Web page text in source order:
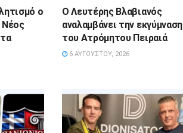
ο
Ο Λευτέρης Βλαβιανός
αναλαμβάνει την εκγύμναση
του Ατρόμητου Πειραιά
6 ΑΥΓΟΎΣΤΟΥ, 2026